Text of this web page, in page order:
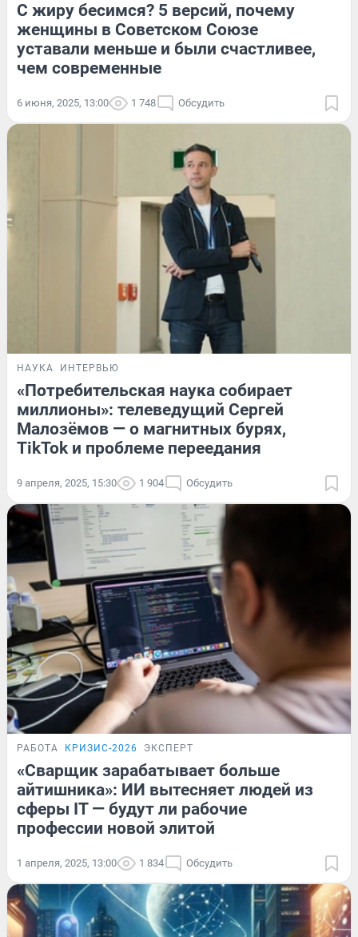
С жиру бесимся? 5 версий, почему
женщины в Советском Союзе
уставали меньше и были счастливее,
чем современные
6 июня, 2025, 13:00 1 748 Обсудить
НАУКА ИНТЕРВЬЮ
«Потребительская наука собирает
миллионы»: телеведущий Сергей
Малозёмов — о магнитных бурях,
TikTok и проблеме переедания
9 апреля, 2025, 15:30 1 904 Обсудить
РАБОТА КРИЗИС-2026 ЭКСПЕРТ
«Сварщик зарабатывает больше
айтишника»: ИИ вытесняет людей из
сферы IT — будут ли рабочие
профессии новой элитой
1 апреля, 2025, 13:00 1 834 Обсудить